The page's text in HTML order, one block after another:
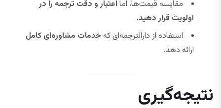
مقایسه قیمت‌ها، اما اعتبار و دقت ترجمه را در
اولویت قرار دهید.
استفاده از دارالترجمه‌ای کهخدمات مشاوره‌ای کامل
ارائه دهد.
نتیجه‌گیری